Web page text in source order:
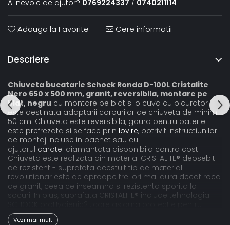
Ai nevoie de ajutor? 0769224337 / 0740211114
Adauga la Favorite Cere informatii
Descriere
Chiuveta bucatarie Schock Ronda D-100L Cristalite
Nero 650 x 500 mm, granit, reversibila, montare pe
blat, negru cu montare pe blat si o cuva cu picurator
este destinata adaptarii corpurilor de chiuveta de minim
50 cm. Chiuveta este reversibila, gaura pentru baterie
este prefrezata si se face prin lovire, potrivit instructiunilor
de montaj incluse in pachet sau cu
ajutorul carotei diamantata disponibila contra cost.
Chiuveta este realizata din material CRISTALITE® deosebit
de rezistent - suprafata acestuit tip de material
revolutionar este de aproape trei ori mai dura decat roca
de granit, ceea ce inseamna si rezistenta sporita la
socuri. In plus, suprafata CRISTALITE® include tehnologia
intreaga dvs. familie, atunci cand pregatiti alimentele, dar
si facilitate la intretinere si curatare. Dimensiunile reduse si
Vezi mai mult